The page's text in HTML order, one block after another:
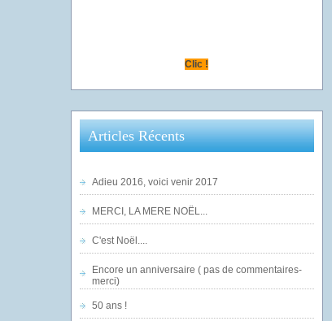
Clic !
Articles Récents
Adieu 2016, voici venir 2017
MERCI, LA MERE NOËL...
C'est Noël....
Encore un anniversaire ( pas de commentaires-
merci)
50 ans !